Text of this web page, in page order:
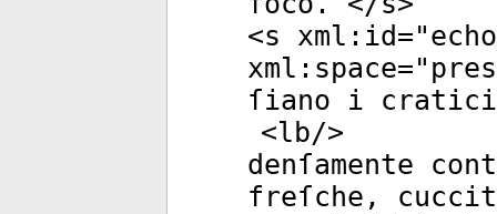
<s xml:id="
xml:space="
ſiano i cratici
<lb/>
denſamente
freſche,